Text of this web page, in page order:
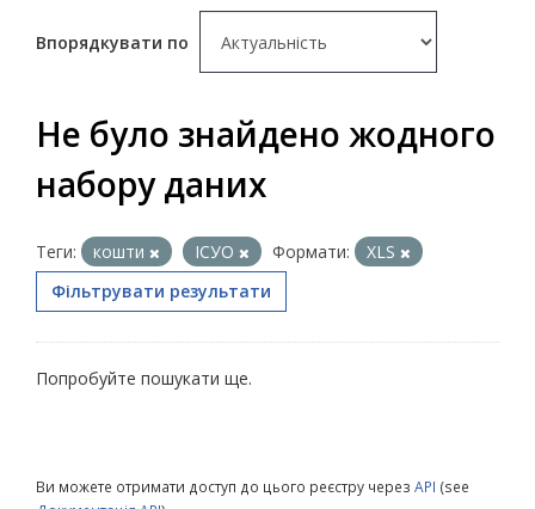
Впорядкувати по
Не було знайдено жодного
набору даних
Теги: кошти ІСУО Формати:
XLS
Фільтрувати результати
Попробуйте пошукати ще.
Ви можете отримати доступ до цього реєстру через API (see